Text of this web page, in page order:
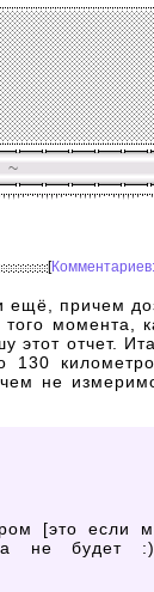
~
[
ещё, причем
момента,
этот отчет.
не
[это если
не будет